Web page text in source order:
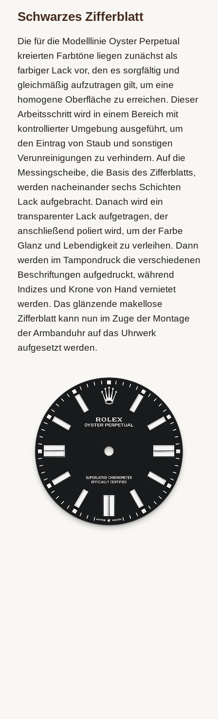
Schwarzes Zifferblatt
Die für die Modelllinie Oyster Perpetual
kreierten Farbtöne liegen zunächst als
farbiger Lack vor, den es sorgfältig und
gleichmäßig aufzutragen gilt, um eine
homogene Oberfläche zu erreichen. Dieser
Arbeitsschritt wird in einem Bereich mit
kontrollierter Umgebung ausgeführt, um
den Eintrag von Staub und sonstigen
Verunreinigungen zu verhindern. Auf die
Messingscheibe, die Basis des Zifferblatts,
werden nacheinander sechs Schichten
Lack aufgebracht. Danach wird ein
transparenter Lack aufgetragen, der
anschließend poliert wird, um der Farbe
Glanz und Lebendigkeit zu verleihen. Dann
werden im Tampondruck die verschiedenen
Beschriftungen aufgedruckt, während
Indizes und Krone von Hand vernietet
werden. Das glänzende makellose
Zifferblatt kann nun im Zuge der Montage
der Armbanduhr auf das Uhrwerk
aufgesetzt werden.